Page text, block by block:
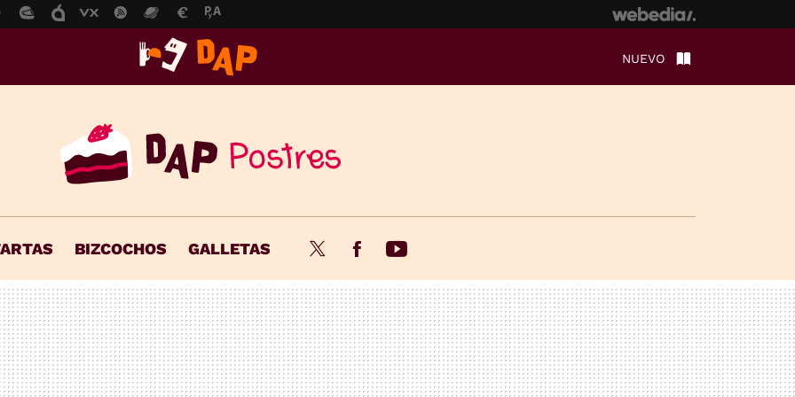
NUEVO
BIZCOCHOS GALLETAS Twitter Facebook